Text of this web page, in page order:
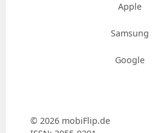
Apple
Samsung
Google
© 2026 mobiFlip.de